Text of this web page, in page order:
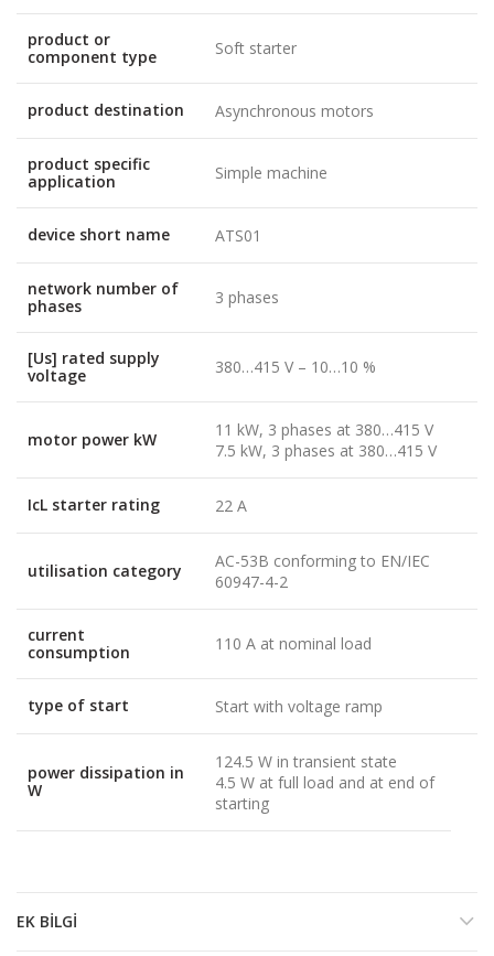
product or
component type
Soft starter
product destination Asynchronous motors
product specific
application
Simple machine
device short name ATS01
network number of
phases
3 phases
[Us] rated supply
voltage
380…415 V – 10…10 %
motor power kW
11 kW, 3 phases at 380…415 V
7.5 kW, 3 phases at 380…415 V
IcL starter rating 22 A
utilisation category
AC-53B conforming to EN/IEC
60947-4-2
current
consumption
110 A at nominal load
type of start Start with voltage ramp
power dissipation in
W
124.5 W in transient state
4.5 W at full load and at end of
starting
EK BILGI